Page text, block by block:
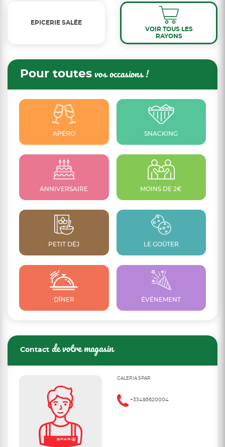
EPICERIE SALÉE
VOIR TOUS LES
RAYONS
Pour toutes vos occasions !
APÉRO SNACKING
ANNIVERSAIRE MOINS DE 2€
PETIT DÉJ LE GOÛTER
DÎNER ÉVÉNEMENT
Contact de votre magasin
GALERIA SPAR
+33495620004